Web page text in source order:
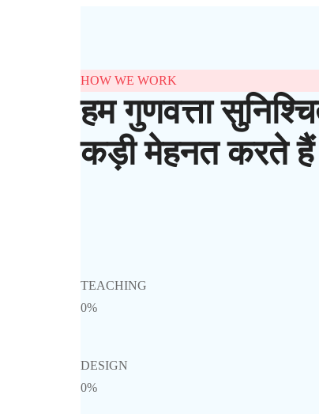
HOW WE WORK
हम गुणवत्ता
कड़ी मेहनत करते
TEACHING
0%
DESIGN
0%